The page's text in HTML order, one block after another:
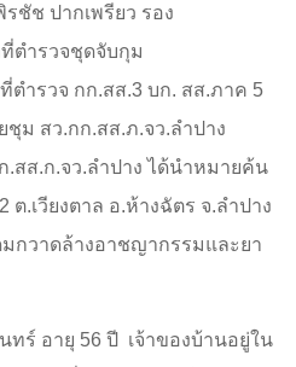
ชัช ปากเพรียว รอง
ตำรวจชุดจับกุม
ตำรวจ กก.สส.3 บก. สส.ภาค 5
ม สว.กก.สส.ภ.จว.ลำปาง
.สส.ก.จว.ลำปาง ได้นำหมายค้น
2 ต.เวียงตาล อ.ห้างฉัตร จ.ลำปาง
กวาดล้างอาชญากรรมและยา
ทร์ อายุ 56 ปี
เจ้าของบ้านอยู่ใน